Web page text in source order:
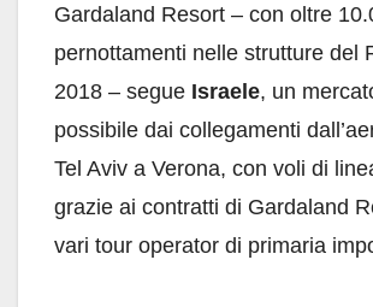
Gardaland Resort – con oltre
pernottamenti nelle strutture del
2018 – segue Israele, un
possibile dai collegamenti
Tel Aviv a Verona, con voli di
grazie ai contratti di Gardaland
vari tour operator di primaria